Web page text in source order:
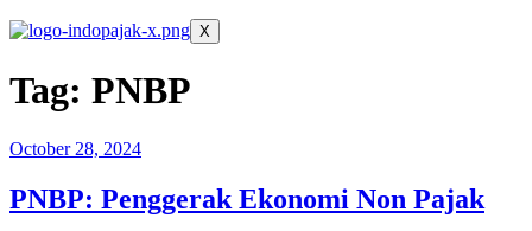
X
Tag: PNBP
October 28, 2024
PNBP: Penggerak Ekonomi Non Pajak